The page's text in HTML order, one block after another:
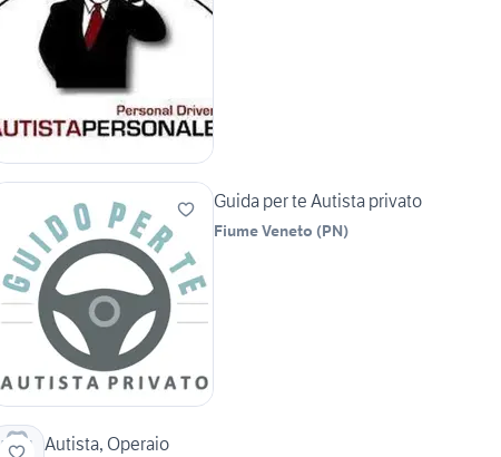
Guida per te Autista privato
Fiume Veneto (PN)
Autista, Operaio